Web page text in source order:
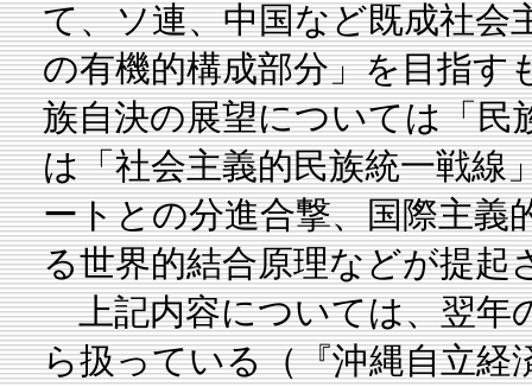
て、ソ連、中国など既成社会
の有機的構成部分」を目指す
族自決の展望については「民
は「社会主義的民族統一戦線
ートとの分進合撃、国際主義
る世界的結合原理などが提起
上記内容については、翌年
ら扱っている（『沖縄自立